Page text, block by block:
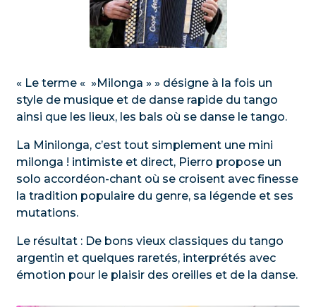
« Le terme « »Milonga » » désigne à la fois un
style de musique et de danse rapide du tango
ainsi que les lieux, les bals où se danse le tango.
La Minilonga, c’est tout simplement une mini
milonga ! intimiste et direct, Pierro propose un
solo accordéon-chant où se croisent avec finesse
la tradition populaire du genre, sa légende et ses
mutations.
Le résultat : De bons vieux classiques du tango
argentin et quelques raretés, interprétés avec
émotion pour le plaisir des oreilles et de la danse.